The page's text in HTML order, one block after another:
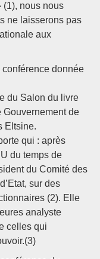
(1), nous nous
ne laisserons pas
aux
donnée
du Salon du livre
Gouvernement de
Eltsine.
qui : après
du temps de
du Comité des
sur des
(2). Elle
analyste
celles qui